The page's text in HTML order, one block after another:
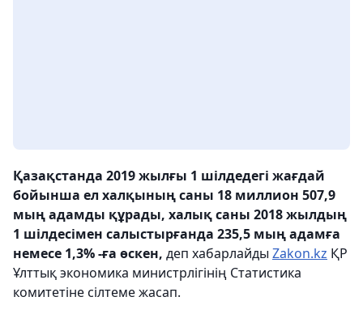
Қазақстанда 2019 жылғы 1 шілдедегі жағдай
бойынша ел халқының саны 18 миллион 507,9
мың адамды құрады, халық саны 2018 жылдың
1 шілдесімен салыстырғанда 235,5 мың адамға
немесе 1,3% -ға өскен, деп хабарлайды Zakon.kz ҚР
Ұлттық экономика министрлігінің Статистика
комитетіне сілтеме жасап.